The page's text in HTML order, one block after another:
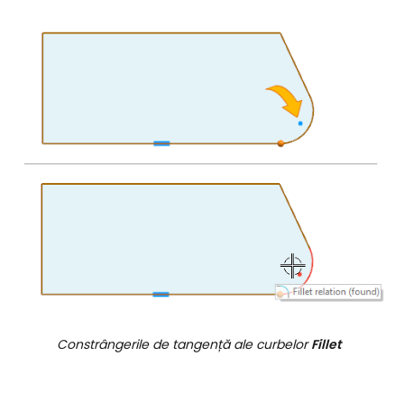
Constrângerile de tangență ale curbelorFillet